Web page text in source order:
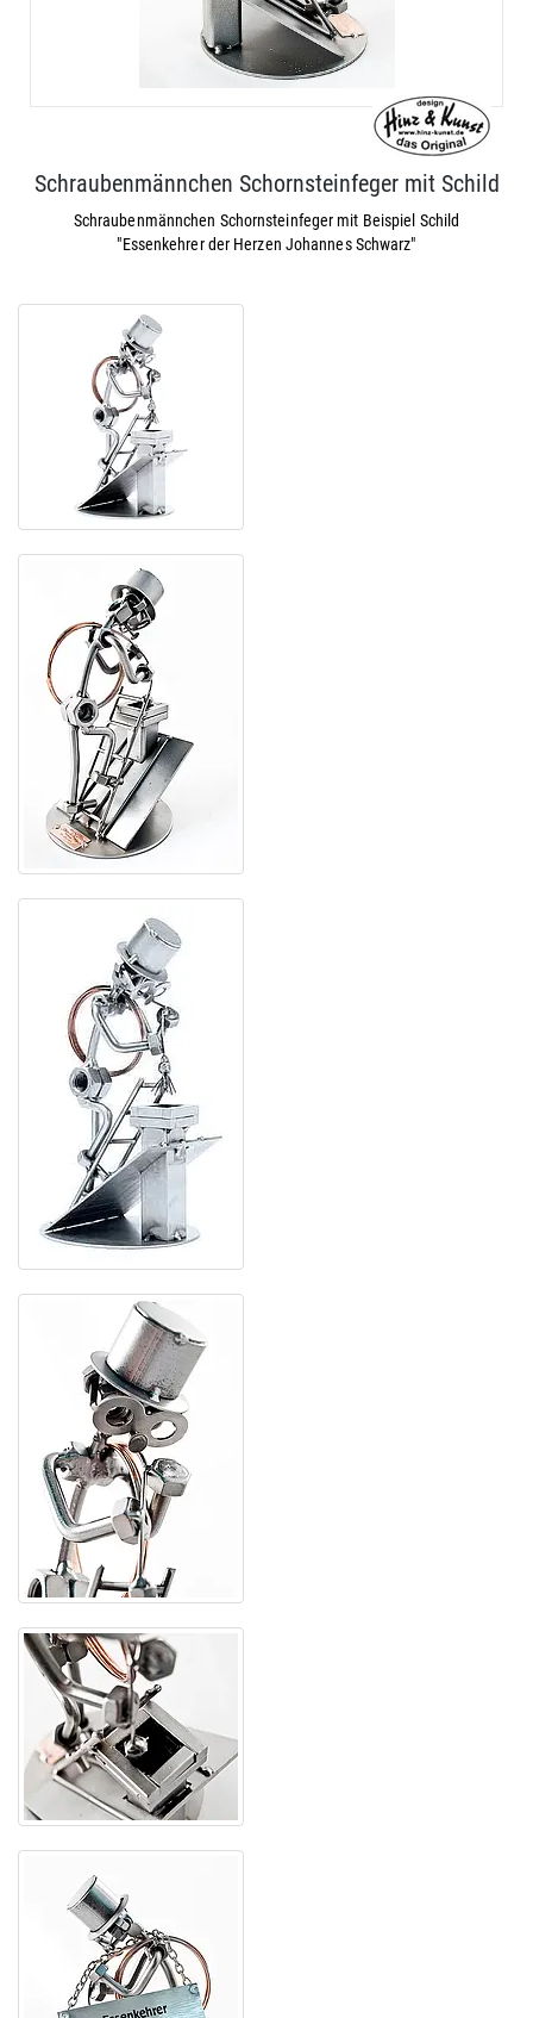
Schraubenmännchen Schornsteinfeger mit Schild
Schraubenmännchen Schornsteinfeger mit Beispiel Schild
"Essenkehrer der Herzen Johannes Schwarz"